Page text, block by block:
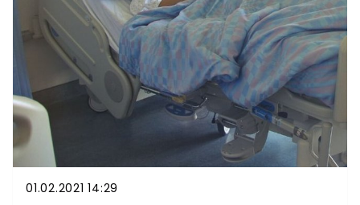
01.02.2021 14:29